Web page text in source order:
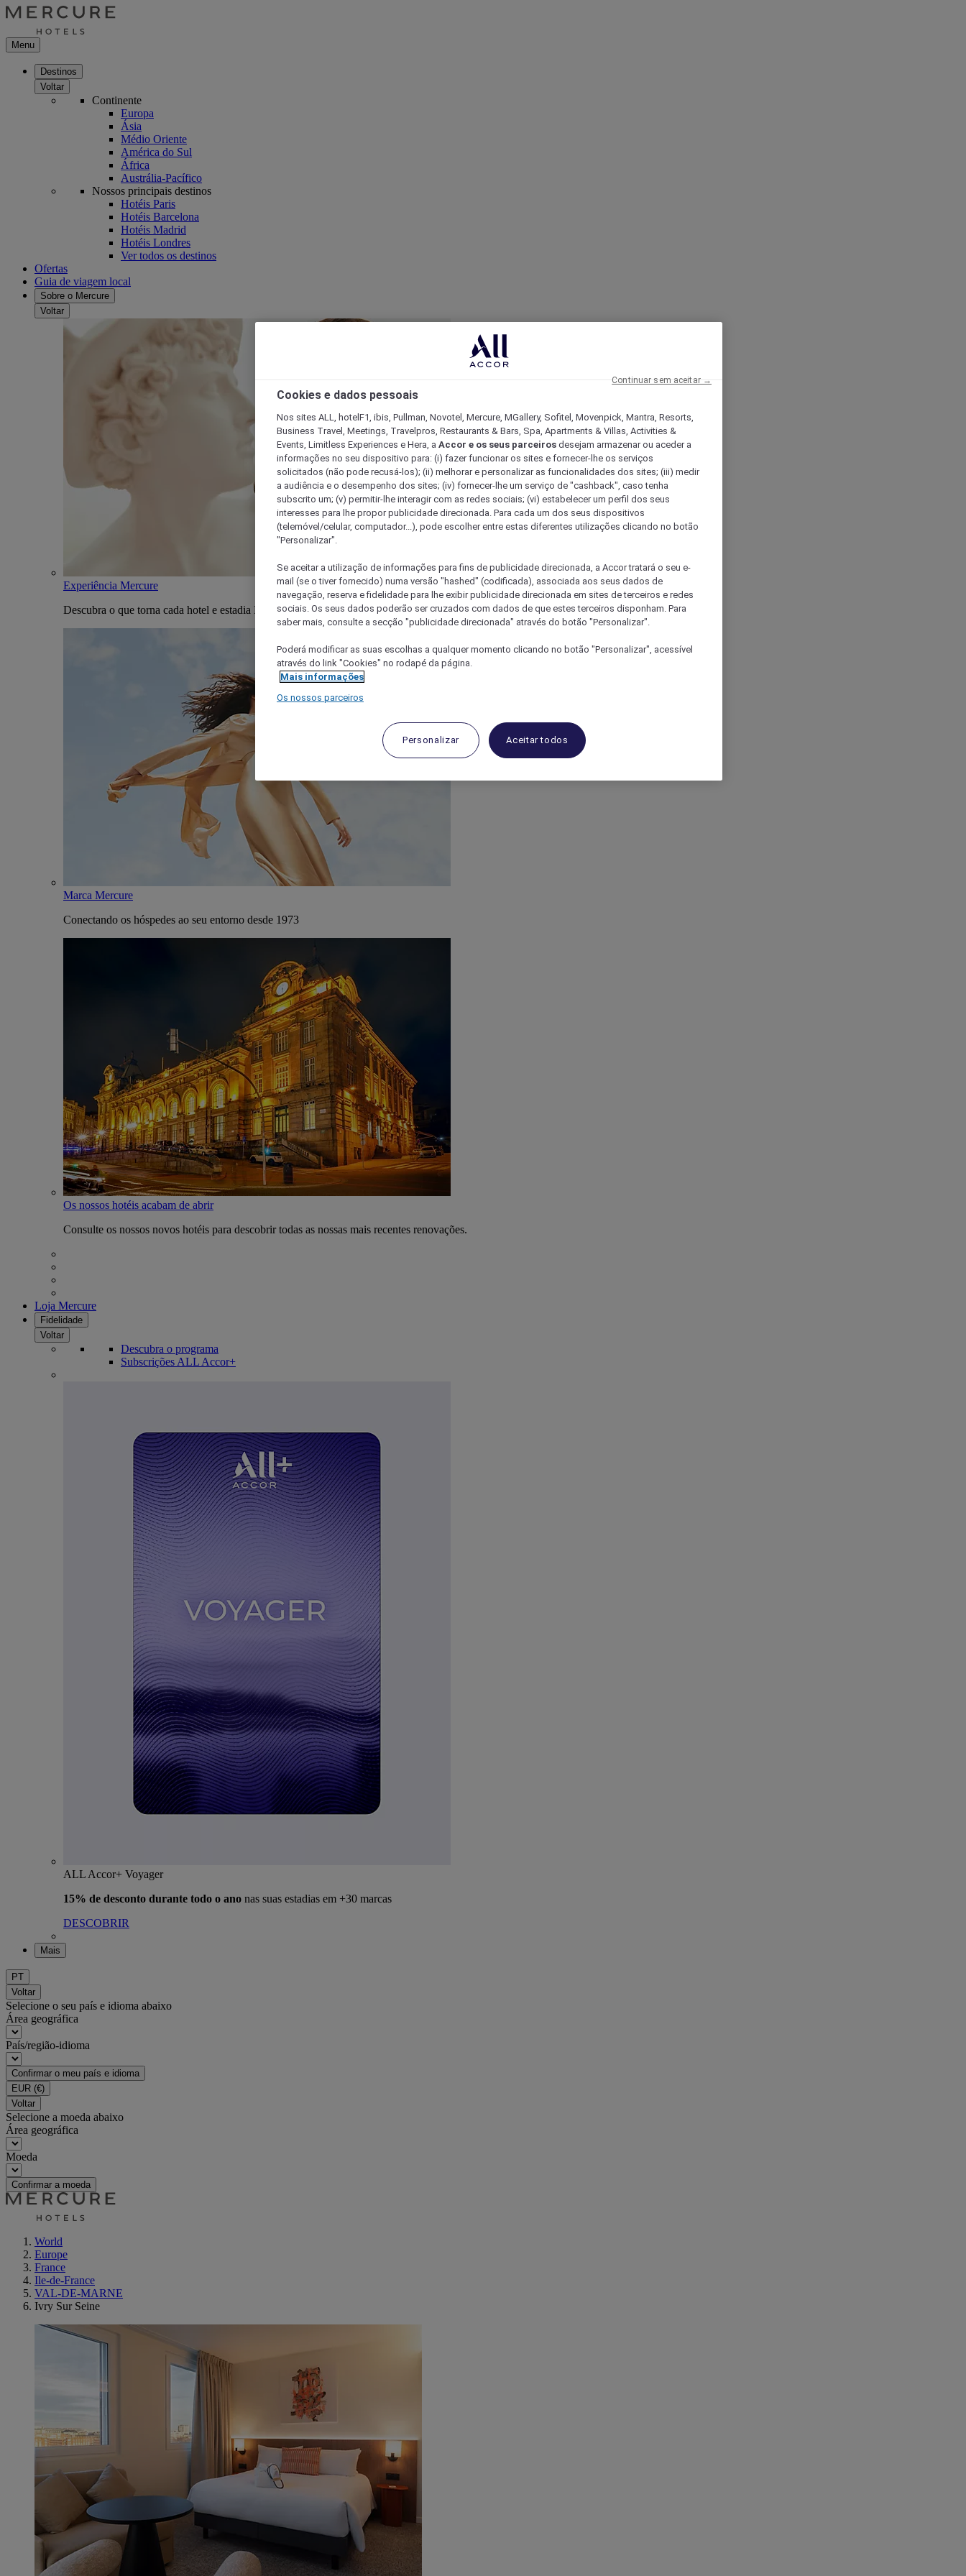
Menu
Destinos
Voltar
Continente
Europa
Ásia
Médio Oriente
América do Sul
África
Austrália-Pacífico
Nossos principais destinos
Hotéis Paris
Hotéis Barcelona
Hotéis Madrid
Hotéis Londres
Ver todos os destinos
Ofertas
Guia de viagem local
Sobre o Mercure
Voltar
Experiência Mercure
Descubra o que torna cada hotel e estadia Mercure única
Marca Mercure
Conectando os hóspedes ao seu entorno desde 1973
Os nossos hotéis acabam de abrir
Consulte os nossos novos hotéis para descobrir todas as nossas mais recentes renovações.
Loja Mercure
Fidelidade
Voltar
Descubra o programa
Subscrições ALL Accor+
ALL Accor+ Voyager
15% de desconto durante todo o ano nas suas estadias em +30 marcas
DESCOBRIR
Mais
PT
Voltar
Selecione o seu país e idioma abaixo
Área geográfica
País/região-idioma
Confirmar o meu país e idioma
EUR (€)
Voltar
Selecione a moeda abaixo
Área geográfica
Moeda
Confirmar a moeda
World
Europe
France
Ile-de-France
VAL-DE-MARNE
Ivry Sur Seine
Cookies e dados pessoais
Nos sites ALL, hotelF1, ibis, Pullman, Novotel, Mercure, MGallery, Sofitel, Movenpick, Mantra, Resorts,
Business Travel, Meetings, Travelpros, Restaurants & Bars, Spa, Apartments & Villas, Activities &
Events, Limitless Experiences e Hera, a Accor e os seus parceiros desejam armazenar ou aceder a
informações no seu dispositivo para: (i) fazer funcionar os sites e fornecer-lhe os serviços
solicitados (não pode recusá-los); (ii) melhorar e personalizar as funcionalidades dos sites; (iii) medir
a audiência e o desempenho dos sites; (iv) fornecer-lhe um serviço de "cashback", caso tenha
subscrito um; (v) permitir-lhe interagir com as redes sociais; (vi) estabelecer um perfil dos seus
interesses para lhe propor publicidade direcionada. Para cada um dos seus dispositivos
(telemóvel/celular, computador...), pode escolher entre estas diferentes utilizações clicando no botão
"Personalizar".
Se aceitar a utilização de informações para fins de publicidade direcionada, a Accor tratará o seu e-
mail (se o tiver fornecido) numa versão "hashed" (codificada), associada aos seus dados de
navegação, reserva e fidelidade para lhe exibir publicidade direcionada em sites de terceiros e redes
sociais. Os seus dados poderão ser cruzados com dados de que estes terceiros disponham. Para
saber mais, consulte a secção "publicidade direcionada" através do botão "Personalizar".
Poderá modificar as suas escolhas a qualquer momento clicando no botão "Personalizar", acessível
através do link "Cookies" no rodapé da página.
Mais informações
Os nossos parceiros
Personalizar Aceitar todos
Continuar sem aceitar →